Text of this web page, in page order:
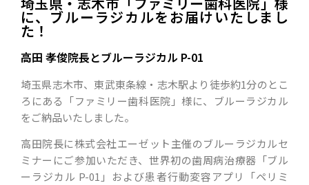
に、ブルーラジカルをお届けいたしまし
た！
高田 孝俊院長とブルーラジカル P-01
埼玉県志木市、東武東条線・志木駅より徒歩約1分のとこ
ろにある「ファミリー歯科医院」様に、ブルーラジカル
をご納品いたしました。
高田院長に株式会社エーゼット主催のブルーラジカルセ
ミナーにご参加いただき、世界初の歯周病治療器「ブル
ーラジカル P-01」および患者行動変容アプリ「ペリミ